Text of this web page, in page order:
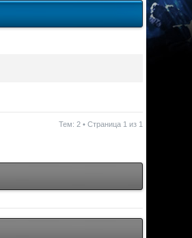
Тем: 2 • Страница 1 из 1